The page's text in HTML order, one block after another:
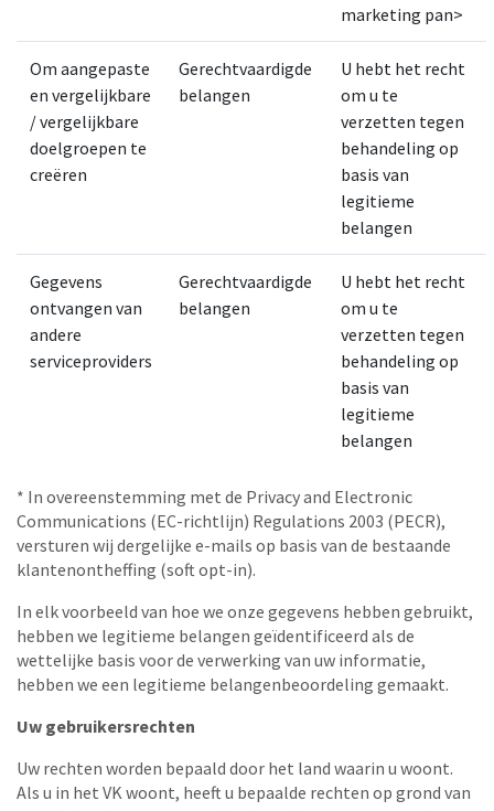
marketing pan>
Om aangepaste
en vergelijkbare
/ vergelijkbare
doelgroepen te
creëren
Gerechtvaardigde
belangen
U hebt het recht
om u te
verzetten tegen
behandeling op
basis van
legitieme
belangen
Gegevens
ontvangen van
andere
serviceproviders
Gerechtvaardigde
belangen
U hebt het recht
om u te
verzetten tegen
behandeling op
basis van
legitieme
belangen
* In overeenstemming met de Privacy and Electronic
Communications (EC-richtlijn) Regulations 2003 (PECR),
versturen wij dergelijke e-mails op basis van de bestaande
klantenontheffing (soft opt-in).
In elk voorbeeld van hoe we onze gegevens hebben gebruikt,
hebben we legitieme belangen geïdentificeerd als de
wettelijke basis voor de verwerking van uw informatie,
hebben we een legitieme belangenbeoordeling gemaakt.
Uw gebruikersrechten
Uw rechten worden bepaald door het land waarin u woont.
Als u in het VK woont, heeft u bepaalde rechten op grond van